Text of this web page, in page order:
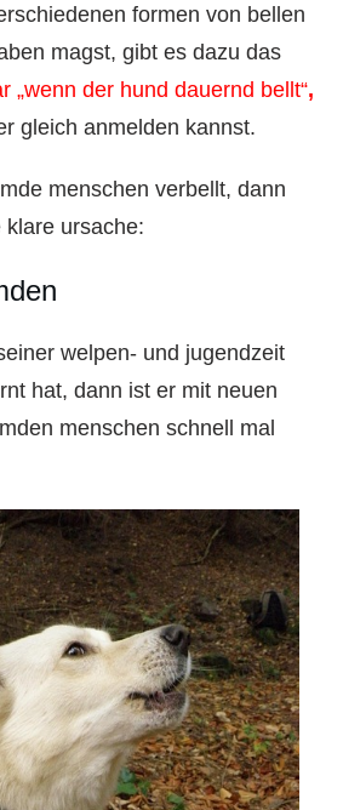
formen von bellen
magst, gibt es dazu das
„wenn der hund dauernd bellt“,
gleich anmelden kannst.
menschen verbellt, dann
klare ursache:
welpen- und jugendzeit
hat, dann ist er mit neuen
menschen schnell mal